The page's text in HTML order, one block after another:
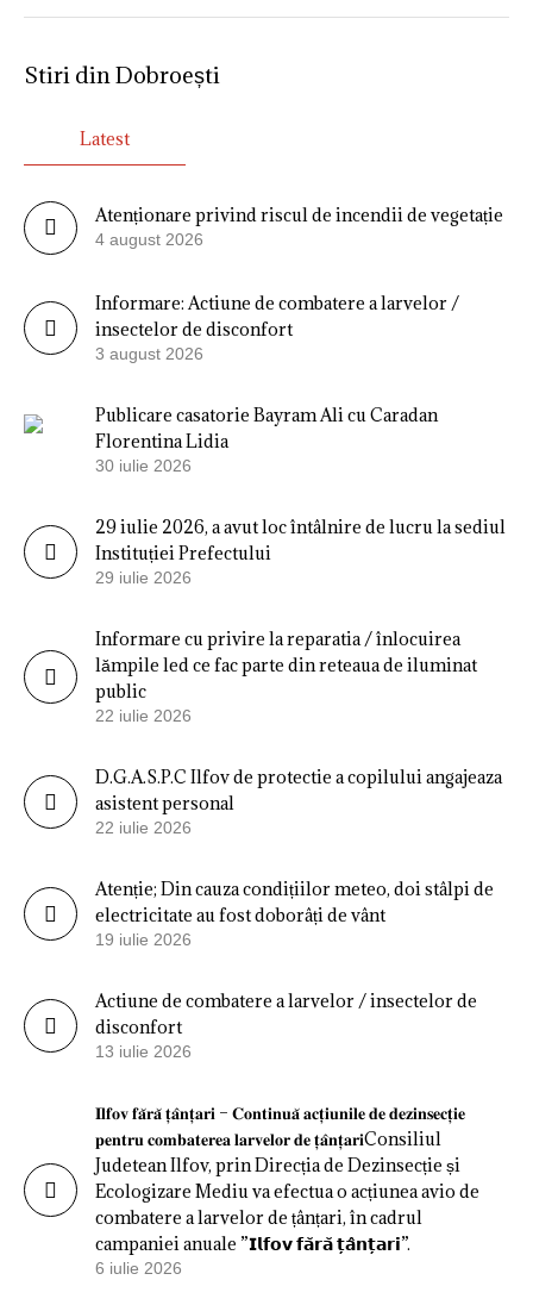
Stiri din Dobroești
Latest
Atenționare privind riscul de incendii de vegetație
4 august 2026
Informare: Actiune de combatere a larvelor /
insectelor de disconfort
3 august 2026
Publicare casatorie Bayram Ali cu Caradan
Florentina Lidia
30 iulie 2026
29 iulie 2026, a avut loc întâlnire de lucru la sediul
Instituției Prefectului
29 iulie 2026
Informare cu privire la reparatia / înlocuirea
lămpile led ce fac parte din reteaua de iluminat
public
22 iulie 2026
D.G.A.S.P.C Ilfov de protectie a copilului angajeaza
asistent personal
22 iulie 2026
Atenție; Din cauza condițiilor meteo, doi stâlpi de
electricitate au fost doborâți de vânt
19 iulie 2026
Actiune de combatere a larvelor / insectelor de
disconfort
13 iulie 2026
𝐈𝐥𝐟𝐨𝐯 𝐟𝐚̆𝐫𝐚̆ 𝐭̦𝐚̂𝐧𝐭̦𝐚𝐫𝐢 – 𝐂𝐨𝐧𝐭𝐢𝐧𝐮𝐚̆ 𝐚𝐜𝐭̦𝐢𝐮𝐧𝐢𝐥𝐞 𝐝𝐞 𝐝𝐞𝐳𝐢𝐧𝐬𝐞𝐜𝐭̦𝐢𝐞
𝐩𝐞𝐧𝐭𝐫𝐮 𝐜𝐨𝐦𝐛𝐚𝐭𝐞𝐫𝐞𝐚 𝐥𝐚𝐫𝐯𝐞𝐥𝐨𝐫 𝐝𝐞 𝐭̦𝐚̂𝐧𝐭̦𝐚𝐫𝐢Consiliul
Judetean Ilfov, prin Direcția de Dezinsecție și
Ecologizare Mediu va efectua o acțiunea avio de
combatere a larvelor de țânțari, în cadrul
campaniei anuale ”𝗜𝗹𝗳𝗼𝘃 𝗳𝗮̆𝗿𝗮̆ 𝘁̦𝗮̂𝗻𝘁̦𝗮𝗿𝗶”.
6 iulie 2026